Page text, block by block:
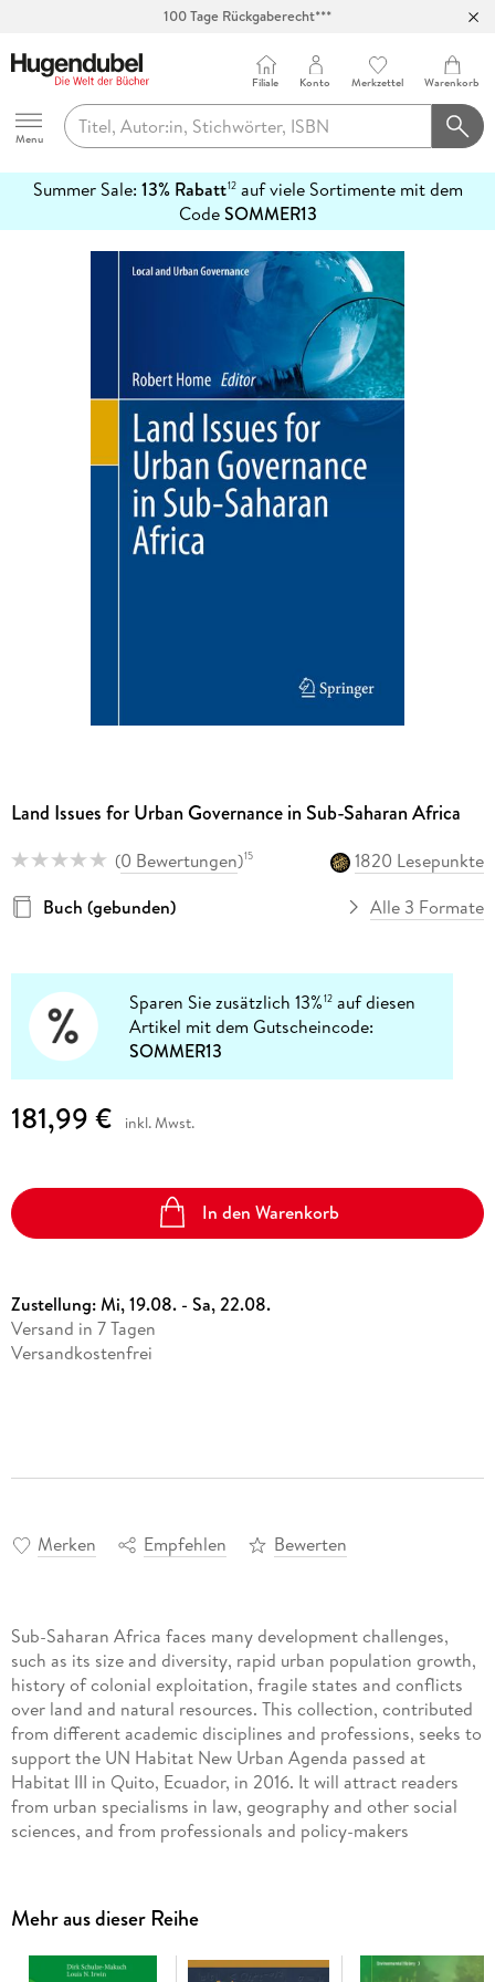
Abholung in über 100 Filialen
Hugendubel
Menu
Filiale Konto Merkzettel Warenkorb
Summer Sale: 13% Rabatt12auf viele Sortimente mit dem
CodeSOMMER13
erfahren
Land Issues for Urban Governance in Sub-Saharan Africa
(0 Bewertungen)15
1820 Lesepunkte
Buch (gebunden)
Alle 3 Formate
Sparen Sie zusätzlich 13%12 auf diesen
Artikel mit dem Gutscheincode:
SOMMER13
181,99 € inkl. Mwst.
In den Warenkorb
Zustellung:Mi, 19.08. - Sa, 22.08.
Versand in 7 Tagen
Versandkostenfrei
Merken Empfehlen Bewerten
Sub-Saharan Africa faces many development challenges,
such as its size and diversity, rapid urban population growth,
history of colonial exploitation, fragile states and conflicts
over land and natural resources. This collection, contributed
from different academic disciplines and professions, seeks to
support the UN Habitat New Urban Agenda passed at
Habitat III in Quito, Ecuador, in 2016. It will attract readers
from urban specialisms in law, geography and other social
sciences, and from professionals and policy-makers
Among the topics addressed by the book are challenges to
governance institutions: how international development is
delivered, building land management capacity, funding for
Mehr aus dieser Reihe